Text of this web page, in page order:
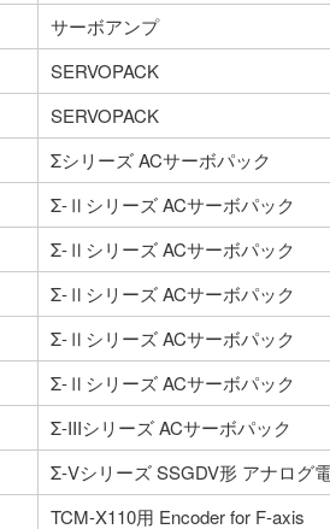
サーボアンプ
SERVOPACK
SERVOPACK
Σシリーズ ACサーボパック
Σ-Ⅱシリーズ ACサーボパック
Σ-Ⅱシリーズ ACサーボパック
Σ-Ⅱシリーズ ACサーボパック
Σ-Ⅱシリーズ ACサーボパック
Σ-Ⅱシリーズ ACサーボパック
Σ-IIIシリーズ ACサーボパック
Σ-Vシリーズ SSGDV形 アナログ
TCM-X110用 Encoder for F-axis